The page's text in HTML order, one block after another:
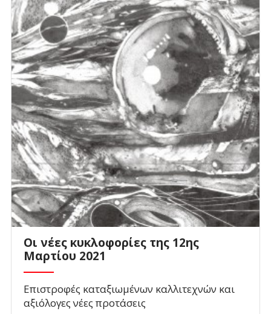
Οι νέες κυκλοφορίες της 12ης
Μαρτίου 2021
Επιστροφές καταξιωμένων καλλιτεχνών και
αξιόλογες νέες προτάσεις